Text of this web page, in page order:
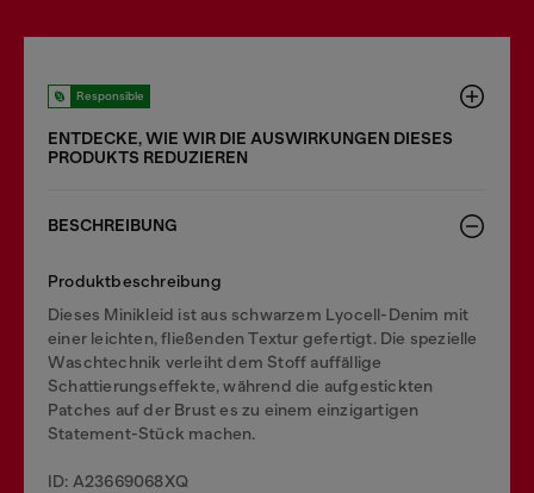
Responsible
ENTDECKE, WIE WIR DIE AUSWIRKUNGEN DIESES
PRODUKTS REDUZIEREN
BESCHREIBUNG
Produktbeschreibung
Dieses Minikleid ist aus schwarzem Lyocell-Denim mit
einer leichten, fließenden Textur gefertigt. Die spezielle
Waschtechnik verleiht dem Stoff auffällige
Schattierungseffekte, während die aufgestickten
Patches auf der Brust es zu einem einzigartigen
Statement-Stück machen.
ID: A23669068XQ